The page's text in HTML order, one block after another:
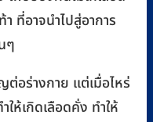
ที่อาจนำไปสู่อาการ
ๆ
อร่างกาย แต่เมื่อไหร่
ำให้เกิดเลือดคั่ง ทำให้